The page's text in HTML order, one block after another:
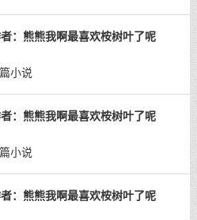
：熊熊我啊最喜欢桉树叶了呢
小说
：熊熊我啊最喜欢桉树叶了呢
小说
：熊熊我啊最喜欢桉树叶了呢